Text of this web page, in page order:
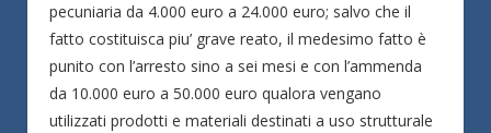
pecuniaria da 4.000 euro a 24.000 euro; salvo che il
fatto costituisca piu’ grave reato, il medesimo fatto è
punito con l’arresto sino a sei mesi e con l’ammenda
da 10.000 euro a 50.000 euro qualora vengano
utilizzati prodotti e materiali destinati a uso strutturale